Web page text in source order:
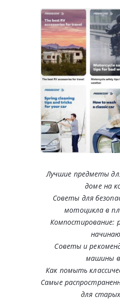
Лучшие предметы
доме на
Советы для
мотоцикла в
Компостирование:
Советы и
машины
Как помыть
Самые
для